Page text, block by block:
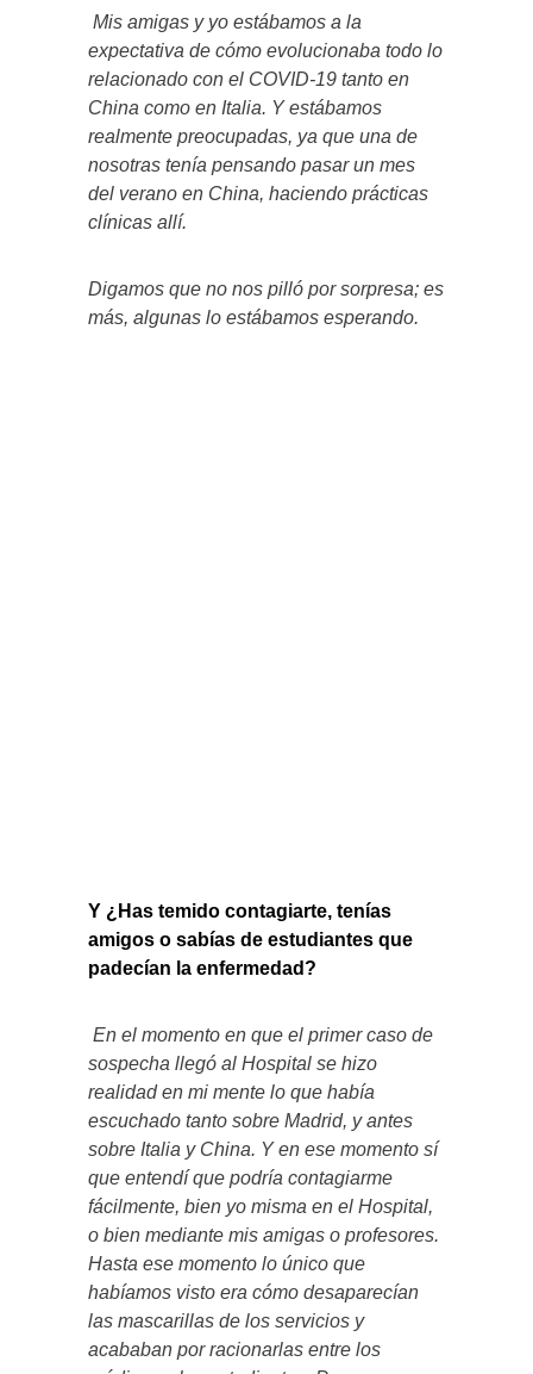
Mis amigas y yo estábamos a la
expectativa de cómo evolucionaba todo lo
relacionado con el COVID-19 tanto en
China como en Italia. Y estábamos
realmente preocupadas, ya que una de
nosotras tenía pensando pasar un mes
del verano en China, haciendo prácticas
clínicas allí.
Digamos que no nos pilló por sorpresa; es
más, algunas lo estábamos esperando.
Y ¿Has temido contagiarte, tenías
amigos o sabías de estudiantes que
padecían la enfermedad?
En el momento en que el primer caso de
sospecha llegó al Hospital se hizo
realidad en mi mente lo que había
escuchado tanto sobre Madrid, y antes
sobre Italia y China. Y en ese momento sí
que entendí que podría contagiarme
fácilmente, bien yo misma en el Hospital,
o bien mediante mis amigas o profesores.
Hasta ese momento lo único que
habíamos visto era cómo desaparecían
las mascarillas de los servicios y
acababan por racionarlas entre los